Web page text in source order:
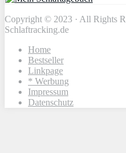
Copyright © 2023 · All Rights
Schlaftracking.de
Home
Bestseller
Linkpage
* Werbung
Impressum
Datenschutz